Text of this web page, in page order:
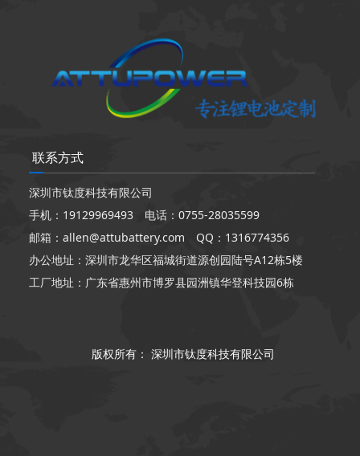
联系方式
深圳市钛度科技有限公司
手机：19129969493 电话：0755-28035599
邮箱：allen@attubattery.com QQ：1316774356
办公地址：深圳市龙华区福城街道源创园陆号A12栋5楼
工厂地址：广东省惠州市博罗县园洲镇华登科技园6栋
版权所有： 深圳市钛度科技有限公司